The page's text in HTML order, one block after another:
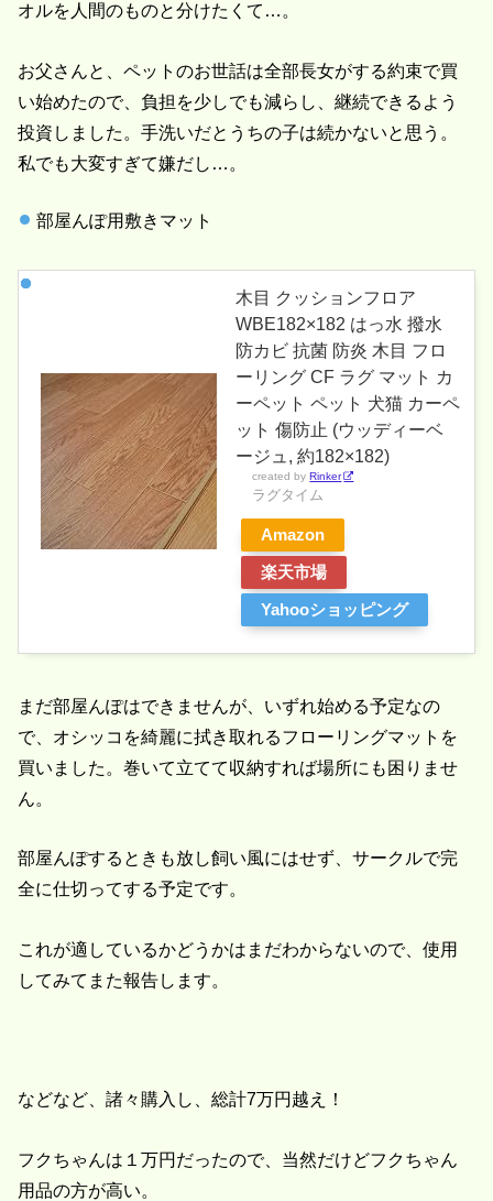
オルを人間のものと分けたくて…。
お父さんと、ペットのお世話は全部長女がする約束で買
い始めたので、負担を少しでも減らし、継続できるよう
投資しました。手洗いだとうちの子は続かないと思う。
私でも大変すぎて嫌だし…。
部屋んぽ用敷きマット
木目 クッションフロア
WBE182×182 はっ水 撥水
防カビ 抗菌 防炎 木目 フロ
ーリング CF ラグ マット カ
ーペット ペット 犬猫 カーペ
ット 傷防止 (ウッディーベ
ージュ, 約182×182)
created byRinker
ラグタイム
Amazon
楽天市場
Yahooショッピング
まだ部屋んぽはできませんが、いずれ始める予定なの
で、オシッコを綺麗に拭き取れるフローリングマットを
買いました。巻いて立てて収納すれば場所にも困りませ
ん。
部屋んぽするときも放し飼い風にはせず、サークルで完
全に仕切ってする予定です。
これが適しているかどうかはまだわからないので、使用
してみてまた報告します。
などなど、諸々購入し、総計7万円越え！
フクちゃんは１万円だったので、当然だけどフクちゃん
用品の方が高い。